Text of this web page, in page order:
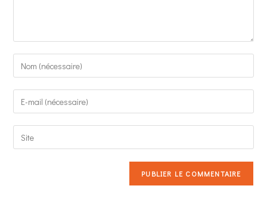
your
username
comment
your
address
to l’URL